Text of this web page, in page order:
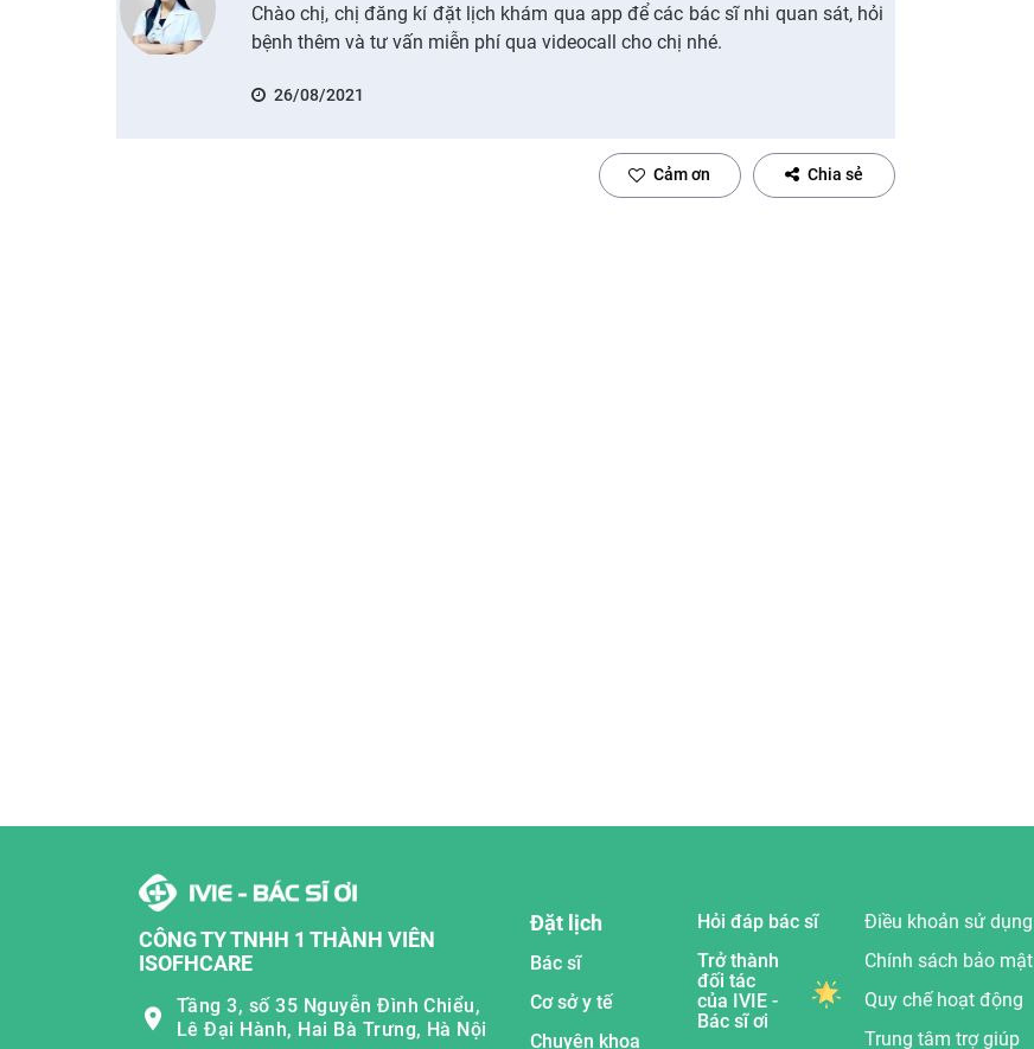
Chào chị, chị đăng kí đặt lịch khám qua app để các bác sĩ nhi quan sát, hỏi
bệnh thêm và tư vấn miễn phí qua videocall cho chị nhé.
26/08/2021
Cảm ơn Chia sẻ
CÔNG TY TNHH 1 THÀNH VIÊN
ISOFHCARE
Tầng 3, số 35 Nguyễn Đình Chiểu,
Lê Đại Hành, Hai Bà Trưng, Hà Nội
Đặt lịch
Bác sĩ
Cơ sở y tế
Chuyên khoa
Hỏi đáp bác sĩ
Trở thành
đối tác
của IVIE -
Bác sĩ ơi
Điều khoản sử dụng
Chính sách bảo mật
Quy chế hoạt động
Trung tâm trợ giúp